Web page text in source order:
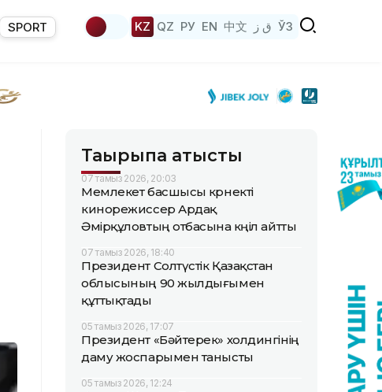
SPORT KZ QZ РУ EN 中文 ق ز ЎЗ
Тақырыпқа қатысты
07 тамыз 2026, 20:03
Мемлекет басшысы көрнекті
кинорежиссер Ардақ
Әмірқұловтың отбасына көңіл айтты
07 тамыз 2026, 18:40
Президент Солтүстік Қазақстан
облысының 90 жылдығымен
құттықтады
05 тамыз 2026, 17:07
Президент «Бәйтерек» холдингінің
даму жоспарымен танысты
05 тамыз 2026, 12:24